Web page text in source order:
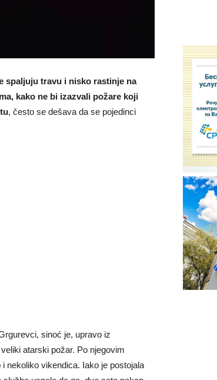
spaljuju travu i nisko rastinje na
kako ne bi izazvali požare koji
, često se dešava da se pojedinci
sinoć je, upravo iz
atarski požar. Po njegovim
nekoliko vikendica. Iako je postojala